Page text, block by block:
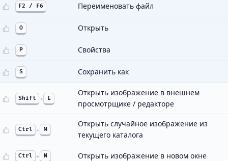
F2 / F6 Переименовать файл
O Открыть
P Свойства
S Сохранить как
Shift + E
Открыть изображение в внешнем
просмотрщике / редакторе
Ctrl + M
Открыть случайное изображение из
текущего каталога
Ctrl + N Открыть изображение в новом окне